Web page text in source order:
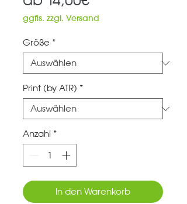
Preis
ggfls. zzgl. Versand
Größe *
Print (by ATR) *
Anzahl *
In den Warenkorb